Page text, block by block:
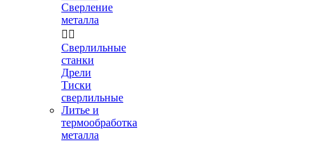
Сверление
металла
 
Сверлильные
станки
Дрели
Тиски
сверлильные
Литье и
термообработка
металла